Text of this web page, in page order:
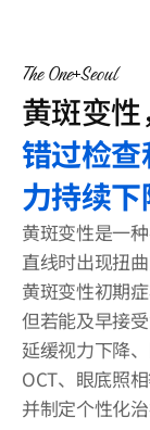
The One Seoul
黄斑变性
错过检
力持续下
黄斑变性是一
直线时出现扭曲
黄斑变性初期
但若能及早接
延缓视力下降
OCT、眼底照
并制定个性化治